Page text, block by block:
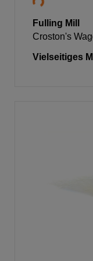
Fulling Mill
Croston's
Vielseitiges